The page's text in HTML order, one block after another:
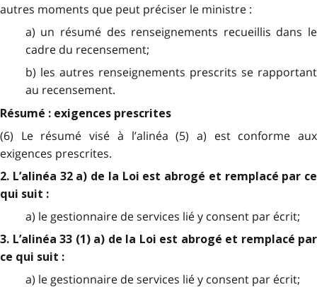
autres moments que peut préciser le ministre :
a) un résumé des renseignements recueillis dans le
cadre du recensement;
b) les autres renseignements prescrits se rapportant
au recensement.
Résumé : exigences prescrites
(6) Le résumé visé à l’alinéa (5) a) est conforme aux
exigences prescrites.
2. L’alinéa 32 a) de la Loi est abrogé et remplacé par ce
qui suit :
a) le gestionnaire de services lié y consent par écrit;
3. L’alinéa 33 (1) a) de la Loi est abrogé et remplacé par
ce qui suit :
a) le gestionnaire de services lié y consent par écrit;